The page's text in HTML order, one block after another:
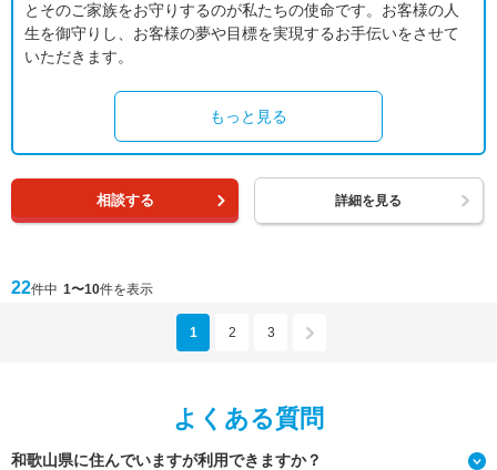
とそのご家族をお守りするのが私たちの使命です。お客様の人
生を御守りし、お客様の夢や目標を実現するお手伝いをさせて
いただきます。
もっと見る
相談する 詳細を見る
22件中 1〜10件を表示
1 2 3
よくある質問
和歌山県に住んでいますが利用できますか？